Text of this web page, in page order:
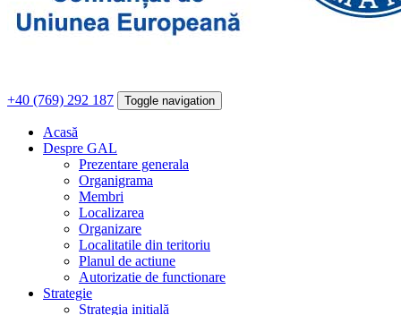
+40 (769) 292 187 Toggle navigation
Acasă
Despre GAL
Prezentare generala
Organigrama
Membri
Localizarea
Organizare
Localitatile din teritoriu
Planul de actiune
Autorizatie de functionare
Strategie
Strategia inițială